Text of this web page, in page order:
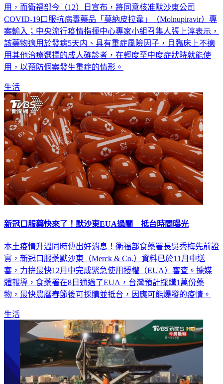
用，而衛福部今（12）日宣布，將同意核准默沙東公司
COVID-19口服抗病毒藥品「莫納皮拉韋」（Molnupiravir）專
案輸入；中央流行疫情指揮中心專家小組召集人張上淳表示，
該藥物適用於發病5天内、具有重症風險因子，且臨床上不適
用其他治療選擇的成人確診者，在輕度至中度症狀時就能使
用，以預防個案發生重症的情形。
生活
新冠口服藥快來了！默沙東EUA過關 抵台時間曝光
本土疫情升溫同時傳出好消息！衛福部食藥署長吳秀梅先前證
實，新冠口服藥默沙東（Merck & Co.）資料已於11月中送
審，力拚最快12月中完成緊急使用授權（EUA）審查。據媒
體報導，食藥署在8日通過了EUA，台灣預計採購1萬份藥
物，最快農曆春節後可採購並抵台，因應可能爆發的疫情。
生活